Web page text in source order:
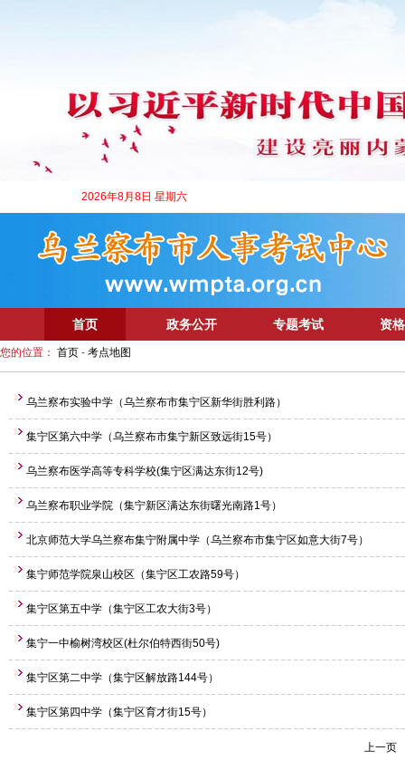
2026年8月8日 星期六
首页 政务公开 专题考试 资
您的位置： 首页 - 考点地图
乌兰察布实验中学（乌兰察布市集宁区新华街胜利路）
集宁区第六中学（乌兰察布市集宁新区致远街15号）
乌兰察布医学高等专科学校(集宁区满达东街12号)
乌兰察布职业学院（集宁新区满达东街曙光南路1号）
北京师范大学乌兰察布集宁附属中学（乌兰察布市集宁区如意大街7号）
集宁师范学院泉山校区（集宁区工农路59号）
集宁区第五中学（集宁区工农大街3号）
集宁一中榆树湾校区(杜尔伯特西街50号)
集宁区第二中学（集宁区解放路144号）
集宁区第四中学（集宁区育才街15号）
上一页